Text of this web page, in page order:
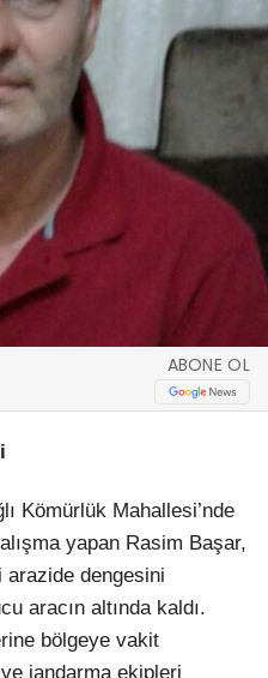
ABONE OL
Kömürlük Mahallesi’nde
yapan Rasim Başar,
arazide dengesini
aracın altında kaldı.
bölgeye vakit
jandarma ekipleri